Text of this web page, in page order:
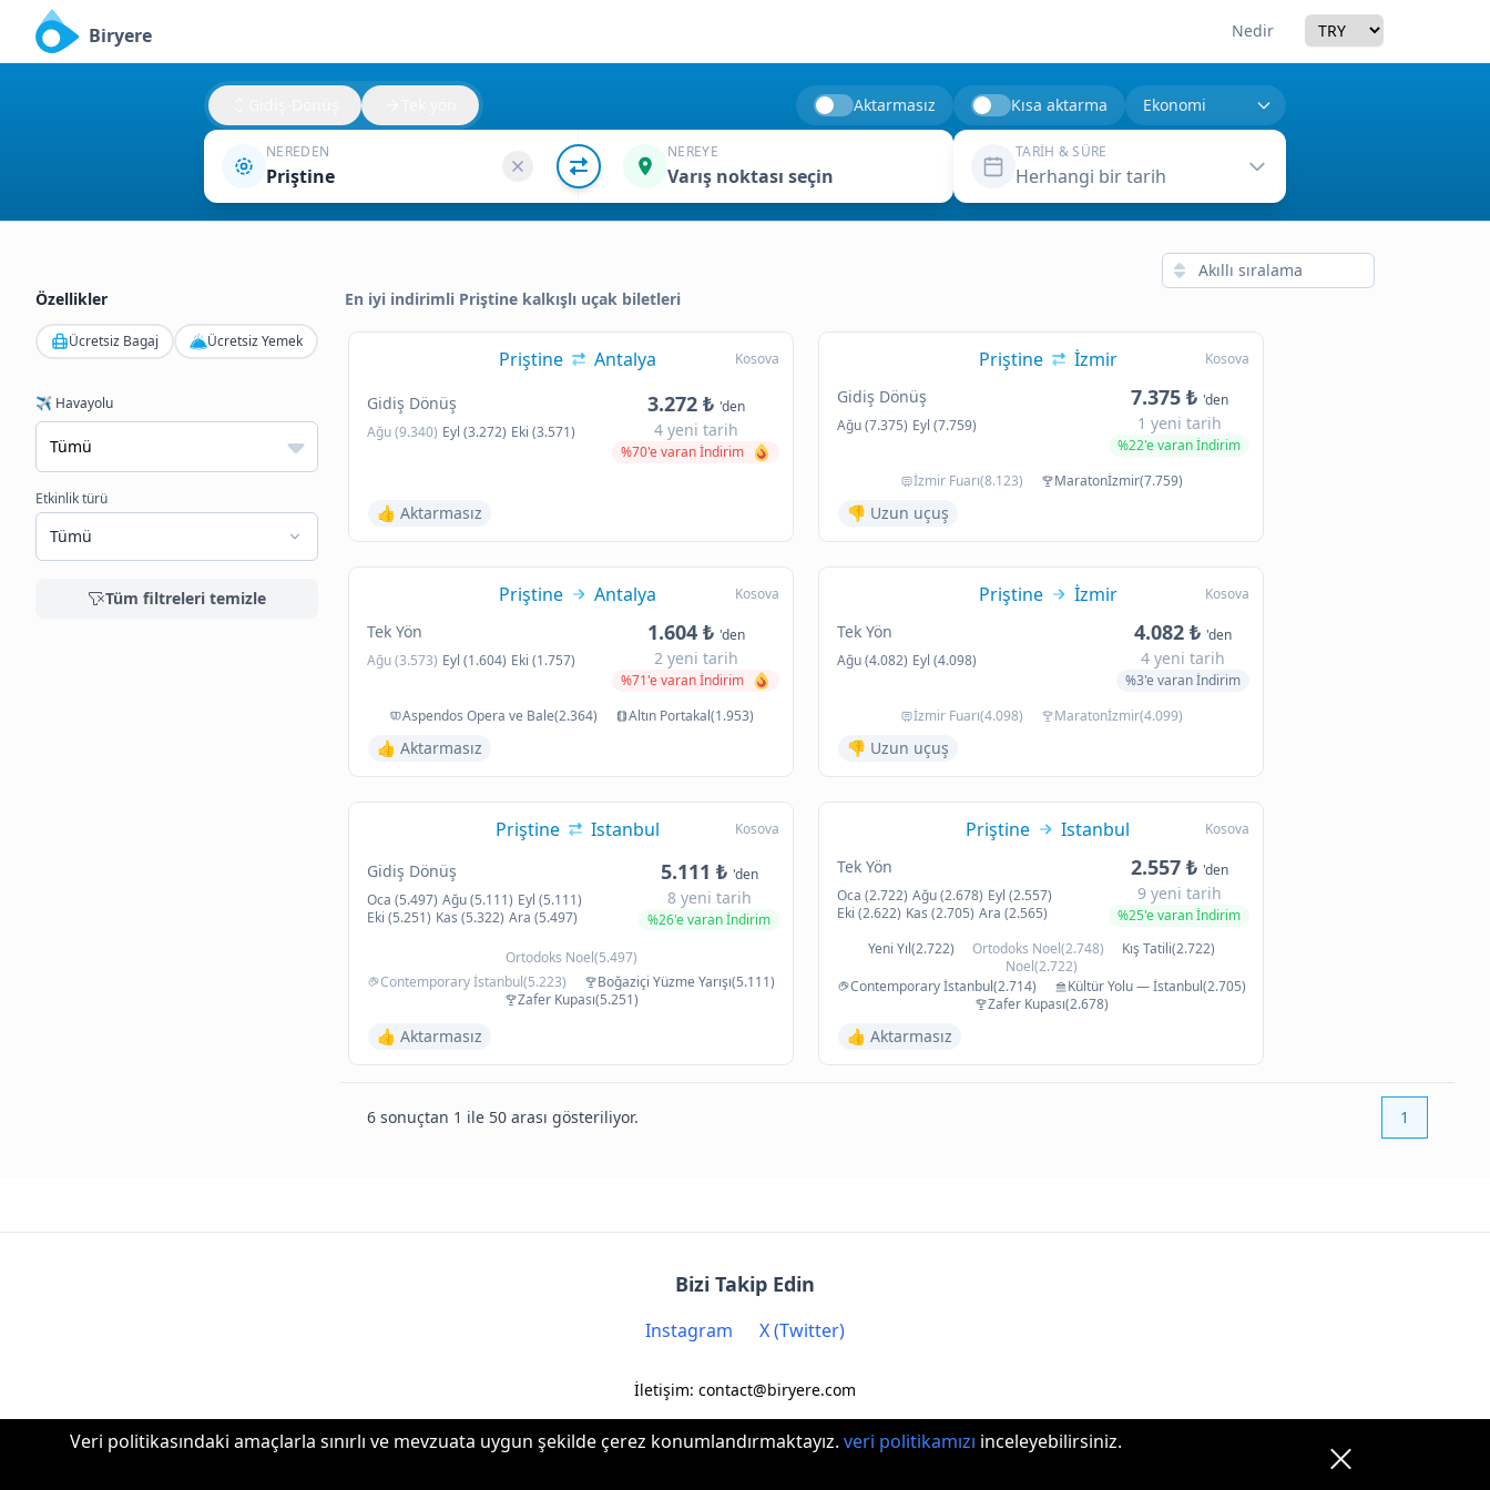
Veri politikasındaki amaçlarla sınırlı ve mevzuata uygun şekilde çerez konumlandırmaktayız.veri politikamızı inceleyebilirsiniz.
Biryere Nedir Currency
Aktarmasız Kısa aktarma
NEREDEN
Priştine
NEREYE
Varış noktası seçin
TARIH & SÜRE
Herhangi bir tarih
Özellikler
Ücretsiz Bagaj Ücretsiz Yemek
✈️ Havayolu
Etkinlik türü
Tümü
Tüm filtreleri temizle
En iyi indirimli Priştine kalkışlı uçak biletleri
Kosova
Priştine Antalya
Gidiş Dönüş
Ağu (9.340) Eyl (3.272) Eki (3.571)
3.272 ₺ 'den
4 yeni tarih
%70'e varan İndirim
👍 Aktarmasız
Kosova
Priştine İzmir
Gidiş Dönüş
Ağu (7.375) Eyl (7.759)
7.375 ₺ 'den
1 yeni tarih
%22'e varan İndirim
İzmir Fuarı(8.123)
Maratonİzmir(7.759)
👎 Uzun uçuş
Kosova
Priştine Antalya
Tek Yön
Ağu (3.573) Eyl (1.604) Eki (1.757)
1.604 ₺ 'den
2 yeni tarih
%71'e varan İndirim
Aspendos Opera ve Bale(2.364)
Altın Portakal(1.953)
👍 Aktarmasız
Kosova
Priştine İzmir
Tek Yön
Ağu (4.082) Eyl (4.098)
4.082 ₺ 'den
4 yeni tarih
%3'e varan İndirim
İzmir Fuarı(4.098)
Maratonİzmir(4.099)
👎 Uzun uçuş
Kosova
Priştine Istanbul
Gidiş Dönüş
Oca (5.497) Ağu (5.111) Eyl (5.111)
Eki (5.251) Kas (5.322) Ara (5.497)
5.111 ₺ 'den
8 yeni tarih
%26'e varan İndirim
Ortodoks Noel(5.497)
Contemporary İstanbul(5.223)
Boğaziçi Yüzme Yarışı(5.111)
Zafer Kupası(5.251)
👍 Aktarmasız
Kosova
Priştine Istanbul
Tek Yön
Oca (2.722) Ağu (2.678) Eyl (2.557)
Eki (2.622) Kas (2.705) Ara (2.565)
2.557 ₺ 'den
9 yeni tarih
%25'e varan İndirim
Yeni Yıl(2.722)
Ortodoks Noel(2.748)
Kış Tatili(2.722)
Noel(2.722)
Contemporary İstanbul(2.714)
Kültür Yolu — İstanbul(2.705)
Zafer Kupası(2.678)
👍 Aktarmasız
6 sonuçtan 1 ile 50 arası gösteriliyor. 1
Bizi Takip Edin
Instagram X (Twitter)
İletişim: contact@biryere.com